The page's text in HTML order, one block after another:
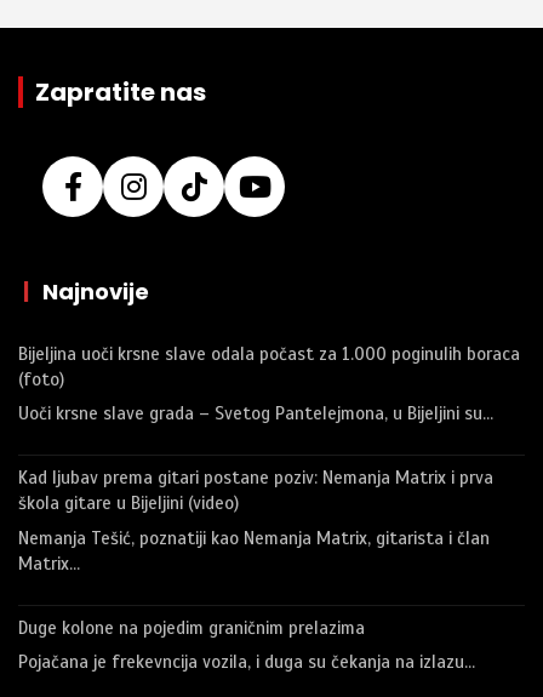
Zapratite nas
| Najnovije
Bijeljina uoči krsne slave odala počast za 1.000 poginulih boraca
(foto)
Uoči krsne slave grada – Svetog Pantelejmona, u Bijeljini su…
Kad ljubav prema gitari postane poziv: Nemanja Matrix i prva
škola gitare u Bijeljini (video)
Nemanja Tešić, poznatiji kao Nemanja Matrix, gitarista i član
Matrix…
Duge kolone na pojedim graničnim prelazima
Pojačana je frekevncija vozila, i duga su čekanja na izlazu…